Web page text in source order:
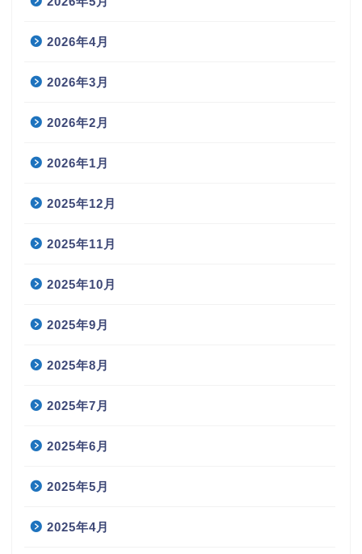
2026年4月
2026年3月
2026年2月
2026年1月
2025年12月
2025年11月
2025年10月
2025年9月
2025年8月
2025年7月
2025年6月
2025年5月
2025年4月